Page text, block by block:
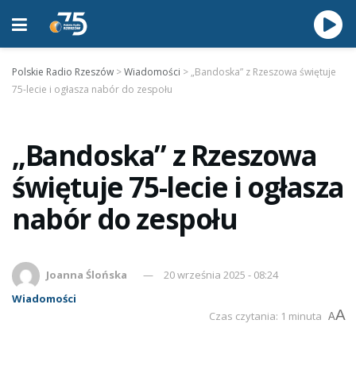
Polskie Radio Rzeszów >Wiadomości > „Bandoska” z Rzeszowa świętuje
75-lecie i ogłasza nabór do zespołu
„Bandoska” z Rzeszowa
świętuje 75-lecie i ogłasza
nabór do zespołu
Joanna Ślońska
20 września 2025 - 08:24
Wiadomości
Czas czytania: 1 minuta AA